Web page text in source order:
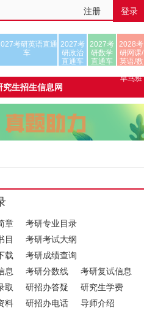
注册 登录
考研英语直通
车
2027考
研政治
直通车
2027考
研数学
直通车
2028考
研网课/
英语/数
早鸟班
究生招生信息网
章
考研专业目录
目
考研考试大纲
载
考研成绩查询
息
考研分数线
考研复试信息
取
研招办答疑
研究生学费
料
研招办电话 导师介绍